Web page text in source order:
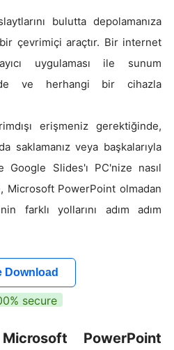
bulutta depolamanıza
çevrimiçi araçtır. Bir internet
uygulaması ile sunum
ve herhangi bir cihazla
erişmeniz gerektiğinde,
saklamanız veya başkalarıyla
Google Slides'ı PC'nize nasıl
Microsoft PowerPoint olmadan
farklı yollarını adım adım
Download
secure
PowerPoint